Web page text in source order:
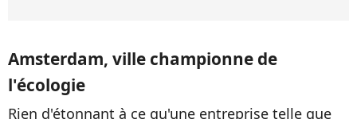
Amsterdam, ville championne de
l'écologie
Rien d'étonnant à ce qu'une entreprise telle que